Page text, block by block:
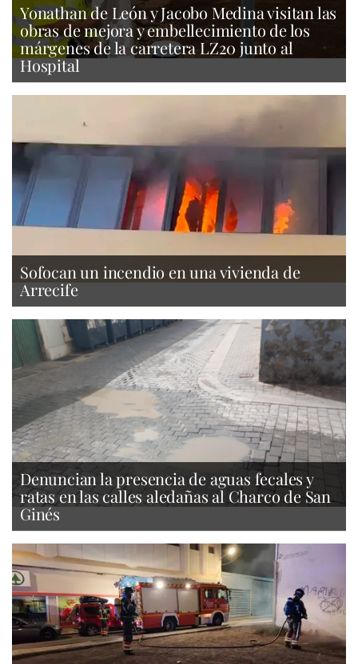
Yonathan de León y Jacobo Medina visitan las
obras de mejora y embellecimiento de los
márgenes de la carretera LZ20 junto al
Hospital
Sofocan un incendio en una vivienda de
Arrecife
Denuncian la presencia de aguas fecales y
ratas en las calles aledañas al Charco de San
Ginés